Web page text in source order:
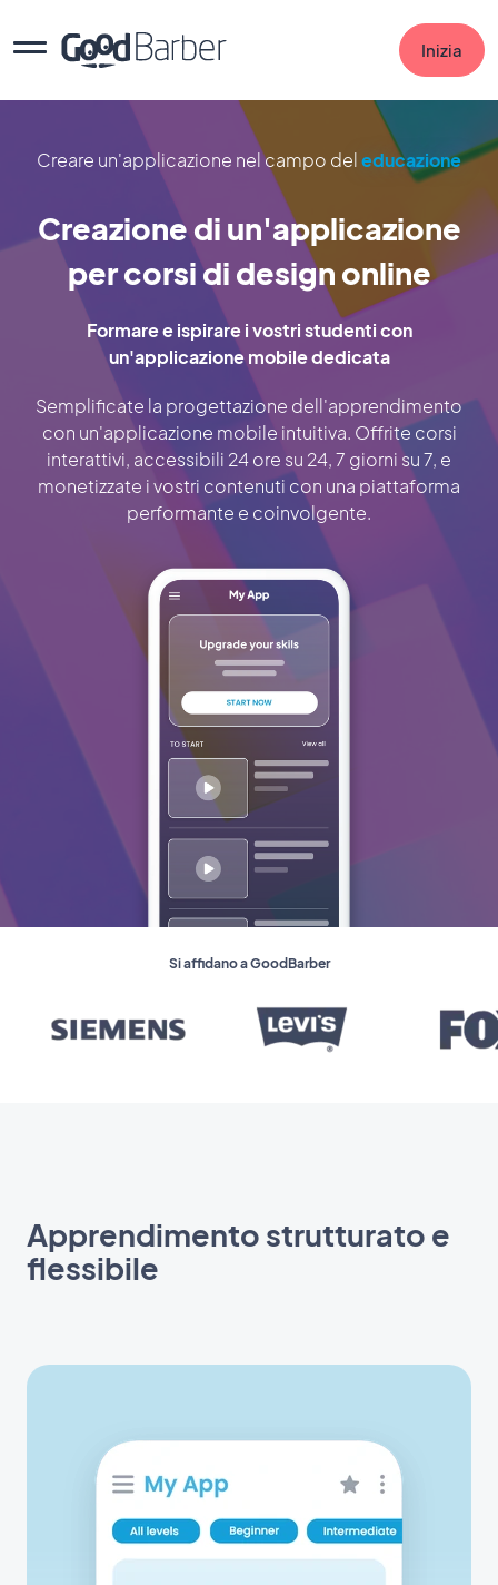
Inizia
Creare un'applicazione nel campo deleducazione
Creazione di un'applicazione
per corsi di design online
Formare e ispirare i vostri studenti con
un'applicazione mobile dedicata
Semplificate la progettazione dell'apprendimento
con un'applicazione mobile intuitiva. Offrite corsi
interattivi, accessibili 24 ore su 24, 7 giorni su 7, e
monetizzate i vostri contenuti con una piattaforma
performante e coinvolgente.
Si affidano a GoodBarber
Apprendimento strutturato e
flessibile